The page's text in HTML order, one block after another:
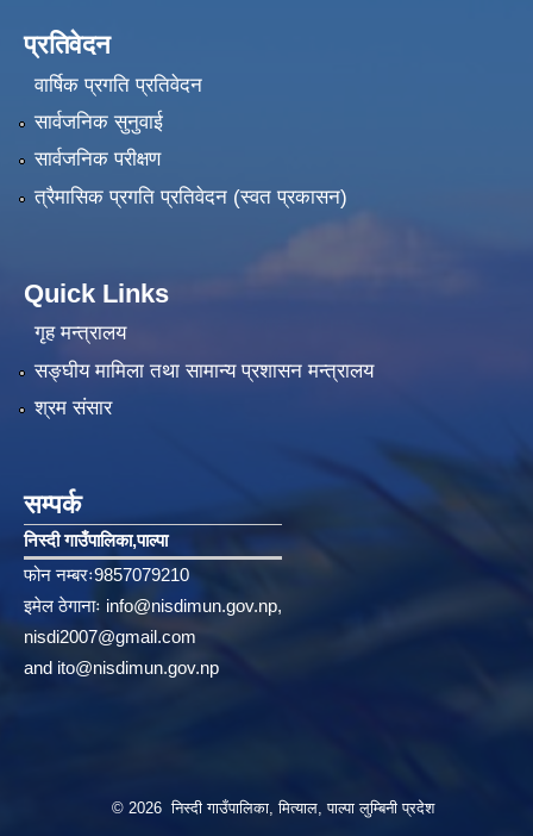
प्रतिवेदन
वार्षिक प्रगति प्रतिवेदन
सार्वजनिक सुनुवाई
सार्वजनिक परीक्षण
त्रैमासिक प्रगति प्रतिवेदन (स्वत प्रकासन)
Quick Links
गृह मन्त्रालय
सङ्‍घीय मामिला तथा सामान्य प्रशासन मन्त्रालय
श्रम संसार
सम्पर्क
निस्दी गाउँपालिका‚पाल्पा
फोन नम्बरः9857079210
इमेल ठेगानाः info@nisdimun.gov.np,
nisdi2007@gmail.com
and ito@nisdimun.gov.np
© 2026 निस्दी गाउँपालिका, मित्याल, पाल्पा लुम्बिनी प्रदेश